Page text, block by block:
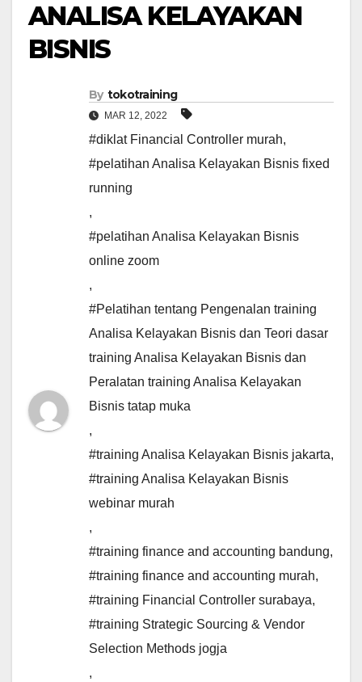
ANALISA KELAYAKAN
BISNIS
By tokotraining
MAR 12, 2022
#diklat Financial Controller murah,
#pelatihan Analisa Kelayakan Bisnis fixed
running
,
#pelatihan Analisa Kelayakan Bisnis
online zoom
,
#Pelatihan tentang Pengenalan training
Analisa Kelayakan Bisnis dan Teori dasar
training Analisa Kelayakan Bisnis dan
Peralatan training Analisa Kelayakan
Bisnis tatap muka
,
#training Analisa Kelayakan Bisnis jakarta,
#training Analisa Kelayakan Bisnis
webinar murah
,
#training finance and accounting bandung,
#training finance and accounting murah,
#training Financial Controller surabaya,
#training Strategic Sourcing & Vendor
Selection Methods jogja
,